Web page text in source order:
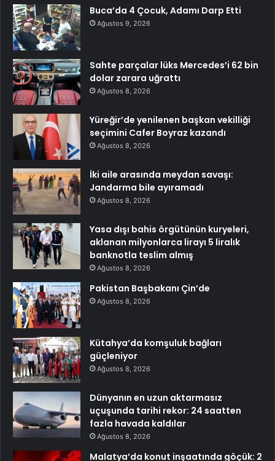
Buca’da 4 Çocuk, Adamı Darp Etti
Ağustos 9, 2026
Sahte parçalar lüks Mercedes’i 62 bin
dolar zarara uğrattı
Ağustos 8, 2026
Yüreğir’de yenilenen başkan vekilliği
seçimini Cafer Boyraz kazandı
Ağustos 8, 2026
İki aile arasında meydan savaşı:
Jandarma bile ayıramadı
Ağustos 8, 2026
Yasa dışı bahis örgütünün kuryeleri,
aklanan milyonlarca lirayı 5 liralık
banknotla teslim almış
Ağustos 8, 2026
Pakistan Başbakanı Çin’de
Ağustos 8, 2026
Kütahya’da komşuluk bağları
güçleniyor
Ağustos 8, 2026
Dünyanın en uzun aktarmasız
uçuşunda tarihi rekor: 24 saatten
fazla havada kaldılar
Ağustos 8, 2026
Malatya’da konut inşaatında göçük: 2